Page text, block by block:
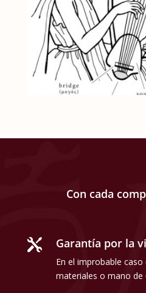
Con cada
 Garantía por la
En el improbable
materiales o mano de